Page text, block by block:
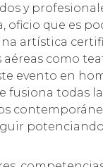
y
oficio que es
artística
aéreas como
evento en
fusiona todas